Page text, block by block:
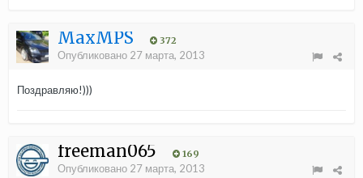
MaxMPS 372
Опубликовано 27 марта, 2013
Поздравляю!)))
freeman065 169
Опубликовано 27 марта, 2013